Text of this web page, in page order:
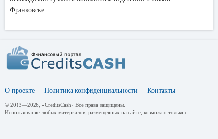
Франковске.
О проекте Политика конфиденциальности Контакты
© 2013—2026, «CreditsCash» Все права защищены.
Использование любых материалов, размещённых на сайте, возможно только с
разрешения администрации.